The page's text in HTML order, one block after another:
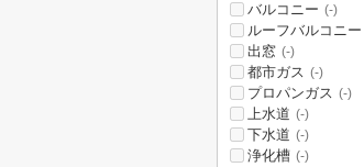
バルコニー (-)
ルーフバルコニー
出窓 (-)
都市ガス (-)
プロパンガス (-)
上水道 (-)
下水道 (-)
浄化槽 (-)